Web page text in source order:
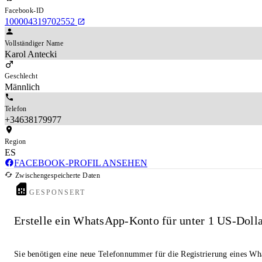
Facebook-ID
100004319702552
Vollständiger Name
Karol Antecki
Geschlecht
Männlich
Telefon
+34638179977
Region
ES
FACEBOOK-PROFIL ANSEHEN
Zwischengespeicherte Daten
GESPONSERT
Erstelle ein WhatsApp-Konto für unter 1 US-
Sie benötigen eine neue Telefonnummer für die Registrierung eines